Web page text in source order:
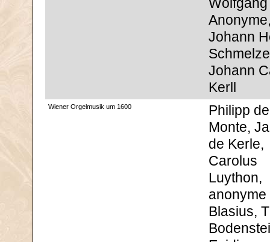
Johann
Johann
Kerll
Wiener Orgelmusik um 1600
Philipp de
Monte,
de Kerle,
Carolus
Luython,
anonyme
Blasius,